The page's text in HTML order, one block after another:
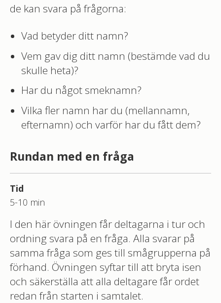
de kan svara på frågorna:
Vad betyder ditt namn?
Vem gav dig ditt namn (bestämde vad du
skulle heta)?
Har du något smeknamn?
Vilka fler namn har du (mellannamn,
efternamn) och varför har du fått dem?
Rundan med en fråga
Tid
5-10 min
I den här övningen får deltagarna i tur och
ordning svara på en fråga. Alla svarar på
samma fråga som ges till smågrupperna på
förhand. Övningen syftar till att bryta isen
och säkerställa att alla deltagare får ordet
redan från starten i samtalet.